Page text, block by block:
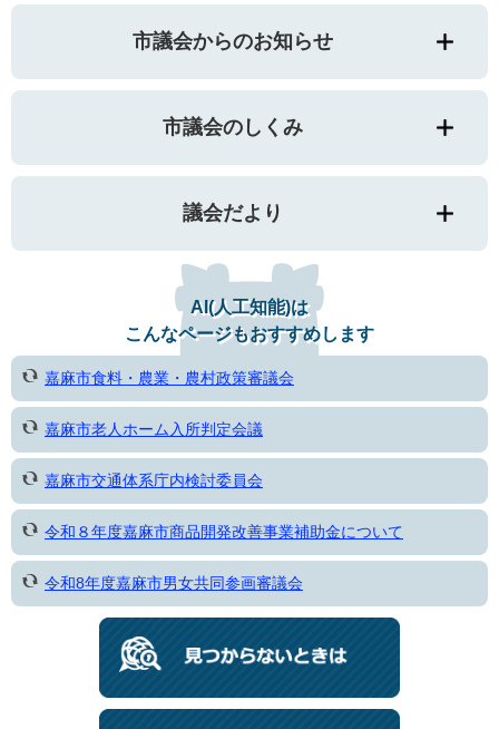
市議会からのお知らせ
市議会のしくみ
議会だより
AI(人工知能)は
こんなページもおすすめします
嘉麻市食料・農業・農村政策審議会
嘉麻市老人ホーム入所判定会議
嘉麻市交通体系庁内検討委員会
令和８年度嘉麻市商品開発改善事業補助金について
令和8年度嘉麻市男女共同参画審議会